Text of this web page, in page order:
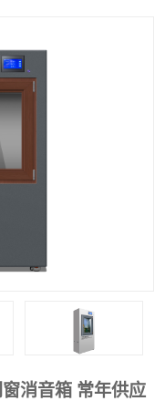
消音箱 常年供应